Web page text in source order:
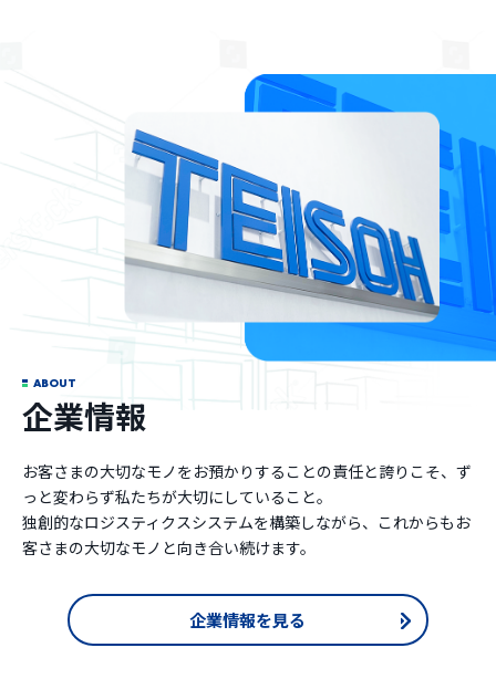
ABOUT
企業情報
お客さまの大切なモノをお預かりすることの責任と誇りこそ、ず
っと変わらず私たちが大切にしていること。
独創的なロジスティクスシステムを構築しながら、これからもお
客さまの大切なモノと向き合い続けます。
企業情報を見る